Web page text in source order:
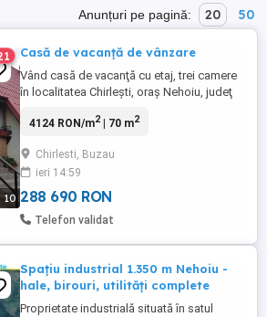
Anunțuri pe pagină: 20 50
10
Casă de vacanţă de vânzare
Vând casă de vacanţă cu etaj, trei camere
în localitatea Chirleşti, oraş Nehoiu, judeţ
suprafaţă utilă de 70 mp. Construcţia are
etaj din lemn. Se vinde mobilată cum se
vede în fotografii. Utilităţi: apă potabilă din
reţea, ...
4124 RON/m2| 70 m2
Chirlesti, Buzau
ieri 14:59
288 690 RON
Telefon validat
Spațiu industrial 1.350 m Nehoiu -
hale, birouri, utilități complete
Proprietate industrială situată în satul